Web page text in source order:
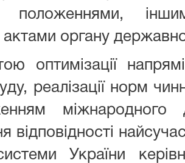
положеннями,
актами органу
оптимізації
реалізації норм
відповідності
України